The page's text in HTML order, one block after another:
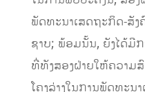
ພັດທະນາເສດຖະກິດ-ສັ
ຊາບ; ພ້ອມນັ້ນ, ຍັງໄດ້ມີ
ທີ່ທັງສອງຝ່າຍໃຫ້ຄວາມ
ໂຄງລ່າງໃນການພັດທະນ